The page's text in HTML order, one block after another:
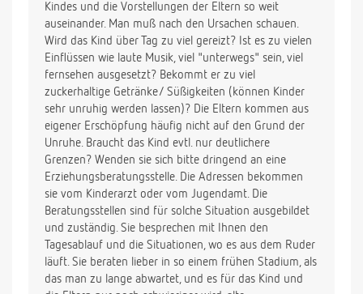
Kindes und die Vorstellungen der Eltern so weit
auseinander. Man muß nach den Ursachen schauen.
Wird das Kind über Tag zu viel gereizt? Ist es zu vielen
Einflüssen wie laute Musik, viel "unterwegs" sein, viel
fernsehen ausgesetzt? Bekommt er zu viel
zuckerhaltige Getränke/ Süßigkeiten (können Kinder
sehr unruhig werden lassen)? Die Eltern kommen aus
eigener Erschöpfung häufig nicht auf den Grund der
Unruhe. Braucht das Kind evtl. nur deutlichere
Grenzen? Wenden sie sich bitte dringend an eine
Erziehungsberatungsstelle. Die Adressen bekommen
sie vom Kinderarzt oder vom Jugendamt. Die
Beratungsstellen sind für solche Situation ausgebildet
und zuständig. Sie besprechen mit Ihnen den
Tagesablauf und die Situationen, wo es aus dem Ruder
läuft. Sie beraten lieber in so einem frühen Stadium, als
das man zu lange abwartet, und es für das Kind und